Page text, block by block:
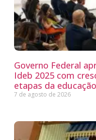
Governo Federal
Ideb 2025 com
etapas da
7 de agosto de 2026